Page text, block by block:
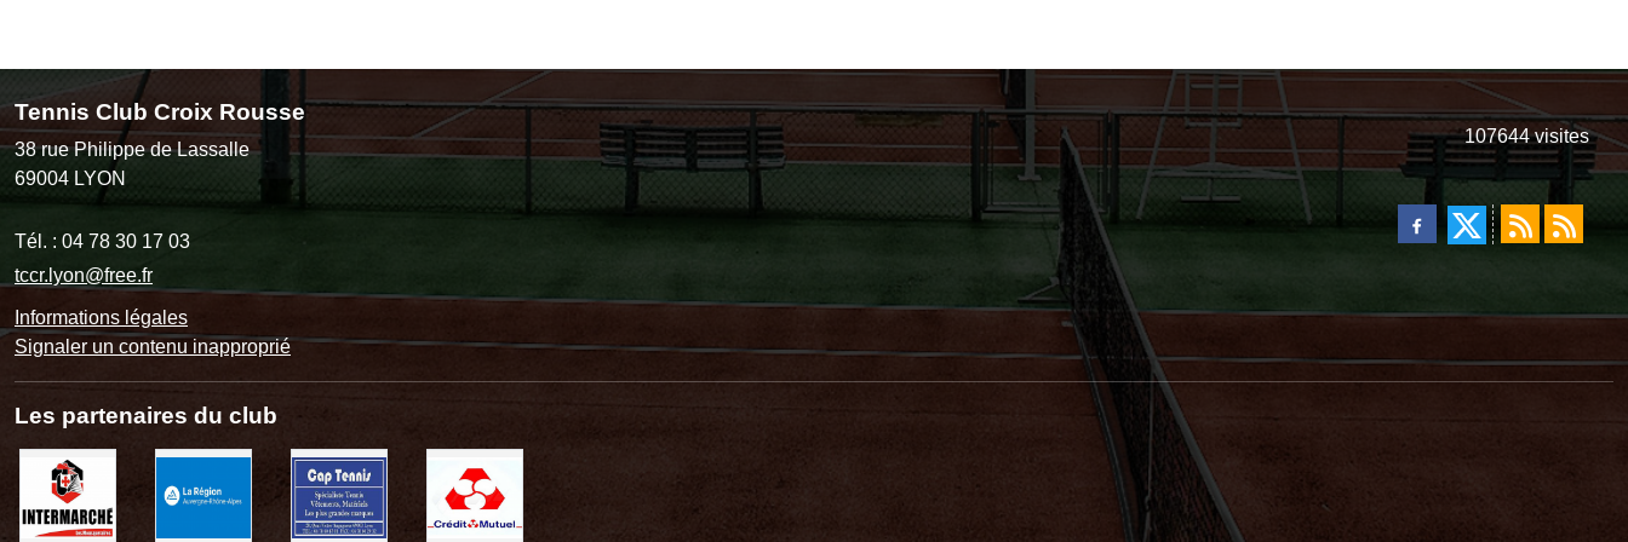
Tennis Club Croix Rousse
38 rue Philippe de Lassalle
69004 LYON
Tél. : 04 78 30 17 03
tccr.lyon@free.fr
Informations légales
Signaler un contenu inapproprié
107644visites
Les partenaires du club